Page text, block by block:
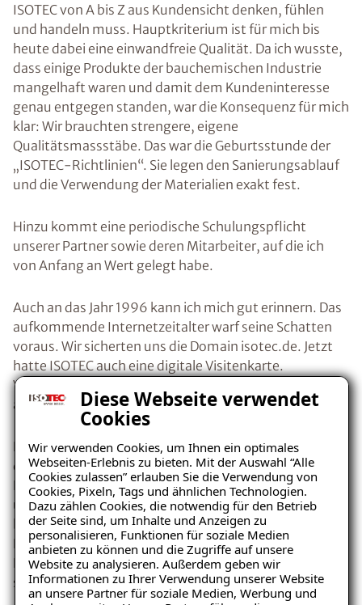
Diese Webseite verwendet
Cookies
Wir verwenden Cookies, um Ihnen ein optimales
Webseiten-Erlebnis zu bieten. Mit der Auswahl “Alle
Cookies zulassen” erlauben Sie die Verwendung von
Cookies, Pixeln, Tags und ähnlichen Technologien.
Dazu zählen Cookies, die notwendig für den Betrieb
der Seite sind, um Inhalte und Anzeigen zu
personalisieren, Funktionen für soziale Medien
anbieten zu können und die Zugriffe auf unsere
Website zu analysieren. Außerdem geben wir
Informationen zu Ihrer Verwendung unserer Website
an unsere Partner für soziale Medien, Werbung und
ISOTEC von A bis Z aus Kundensicht denken, fühlen
und handeln muss. Hauptkriterium ist für mich bis
heute dabei eine einwandfreie Qualität. Da ich wusste,
dass einige Produkte der bauchemischen Industrie
mangelhaft waren und damit dem Kundeninteresse
genau entgegen standen, war die Konsequenz für mich
klar: Wir brauchten strengere, eigene
Qualitätsmassstäbe. Das war die Geburtsstunde der
„ISOTEC-Richtlinien“. Sie legen den Sanierungsablauf
und die Verwendung der Materialien exakt fest.
Hinzu kommt eine periodische Schulungspflicht
unserer Partner sowie deren Mitarbeiter, auf die ich
von Anfang an Wert gelegt habe.
Auch an das Jahr 1996 kann ich mich gut erinnern. Das
aufkommende Internetzeitalter warf seine Schatten
voraus. Wir sicherten uns die Domain isotec.de. Jetzt
hatte ISOTEC auch eine digitale Visitenkarte.
Visitenkarte im wahrsten Sinn des Wortes, denn mehr
als eine Seite war da nämlich im Internet nicht sichtbar.
Die Weiterentwicklung von ISOTEC war und ist aber nur
denkbar mit den Ideen und Erfahrungen der ISOTEC-
Partner. Die Gründung des Partner-Beirates, der
unsere Zentrale bei Strategien und Zukunftskonzepten
berät, war eine folgerichtige und wichtige
Entscheidung. Sie hilft der ISOTEC-Gruppe und mir am
Puls der Zeit, also an den Bedürfnissen der Kunden, zu
sein.